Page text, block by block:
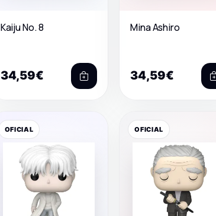
Kaiju No. 8
34,59€
Mina Ashiro
34,59€
OFICIAL OFICIAL